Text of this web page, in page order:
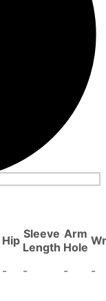
Hip Sleeve
Length
Arm
Hole
- - -
-